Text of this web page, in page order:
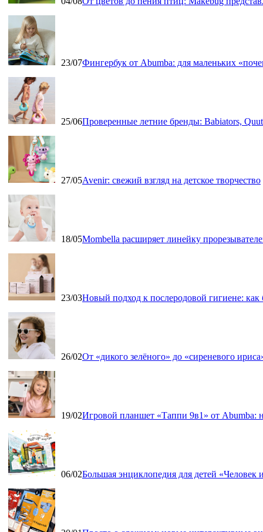
23/07Фингербук от Abumba: для маленьких
25/06Проверенные летние бренды: Babiators,
27/05Avenir: свежий взгляд на детское творчество
18/05Mombella расширяет линейку
23/03Новый подход к послеродовой гигиене:
26/02От «дикого зелёного» до «сиреневого
19/02Игровой планшет «Таппи 9в1» от Abumba:
06/02Большая энциклопедия для детей